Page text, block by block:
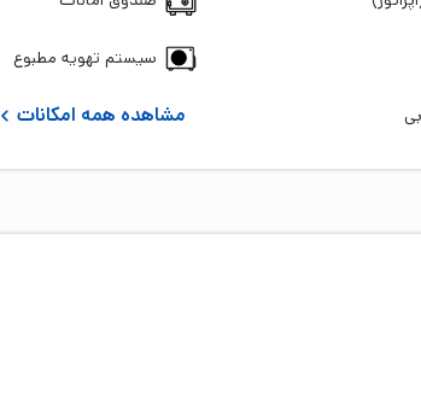
سیستم تهویه مطبوع
مشاهده همه امکانات